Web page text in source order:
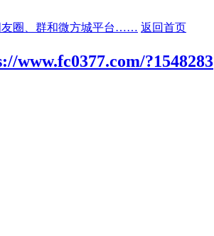
友圈、群和微方城平台…… 返回首页
www.fc0377.com/?1548283